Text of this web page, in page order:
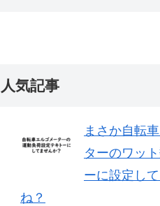
人気記事
まさか自転
ターのワッ
ーに設定し
ね？